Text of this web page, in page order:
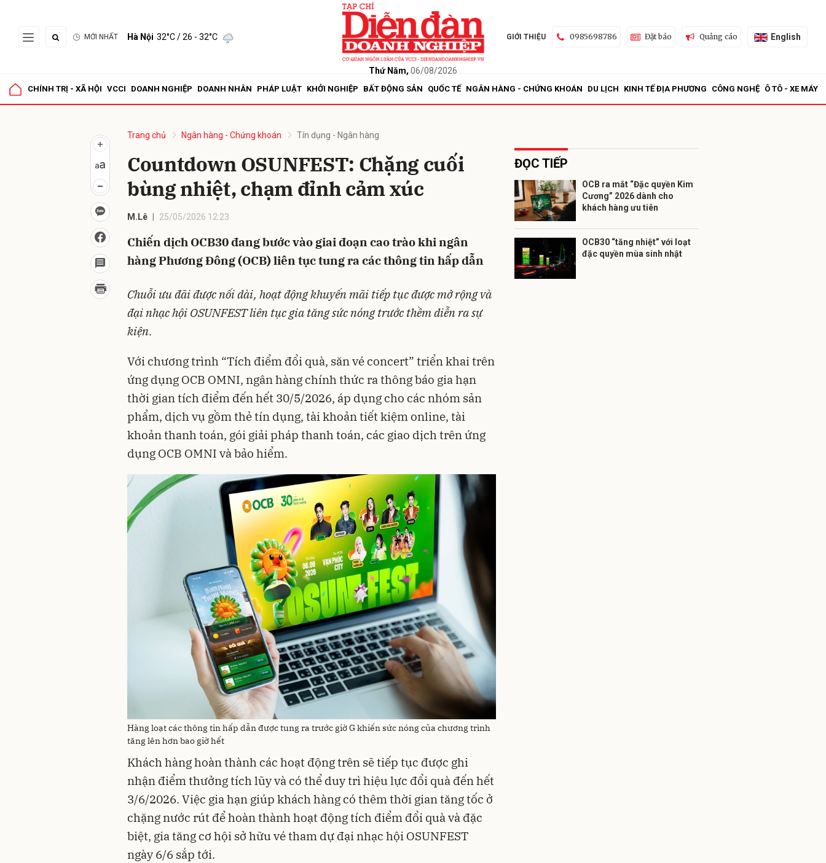
MỚI NHẤT Hà Nội 32°C/ 26 - 32°C
Thứ Năm, 06/08/2026
GIỚI THIỆU 0985698786 Đặt báo Quảng cáo English
CHÍNH TRỊ - XÃ HỘI VCCI DOANH NGHIỆP DOANH NHÂN PHÁP LUẬT KHỞI NGHIỆP BẤT ĐỘNG SẢN QUỐC TẾ NGÂN HÀNG - CHỨNG KHOÁN DU LỊCH KINH TẾ ĐỊA PHƯƠNG CÔNG NGHỆ Ô TÔ - XE MÁY
Trang chủ Ngân hàng - Chứng khoán Tín dụng - Ngân hàng
Countdown OSUNFEST: Chặng cuối
bùng nhiệt, chạm đỉnh cảm xúc
M.Lê 25/05/2026 12:23
Chiến dịch OCB30 đang bước vào giai đoạn cao trào khi ngân
hàng Phương Đông (OCB) liên tục tung ra các thông tin hấp dẫn
Chuỗi ưu đãi được nối dài, hoạt động khuyến mãi tiếp tục được mở rộng và
đại nhạc hội OSUNFEST liên tục gia tăng sức nóng trước thềm diễn ra sự
kiện.
Với chương trình “Tích điểm đổi quà, săn vé concert” triển khai trên
ứng dụng OCB OMNI, ngân hàng chính thức ra thông báo gia hạn
thời gian tích điểm đến hết 30/5/2026, áp dụng cho các nhóm sản
phẩm, dịch vụ gồm thẻ tín dụng, tài khoản tiết kiệm online, tài
khoản thanh toán, gói giải pháp thanh toán, các giao dịch trên ứng
dụng OCB OMNI và bảo hiểm.
Hàng loạt các thông tin hấp dẫn được tung ra trước giờ G khiến sức nóng của chương trình
tăng lên hơn bao giờ hết
Khách hàng hoàn thành các hoạt động trên sẽ tiếp tục được ghi
nhận điểm thưởng tích lũy và có thể duy trì hiệu lực đổi quà đến hết
3/6/2026. Việc gia hạn giúp khách hàng có thêm thời gian tăng tốc ở
chặng nước rút để hoàn thành hoạt động tích điểm đổi quà và đặc
biệt, gia tăng cơ hội sở hữu vé tham dự đại nhạc hội OSUNFEST
ngày 6/6 sắp tới.
ĐỌC TIẾP
OCB ra mắt “Đặc quyền Kim
Cương” 2026 dành cho
khách hàng ưu tiên
OCB30 “tăng nhiệt” với loạt
đặc quyền mùa sinh nhật
Gửi